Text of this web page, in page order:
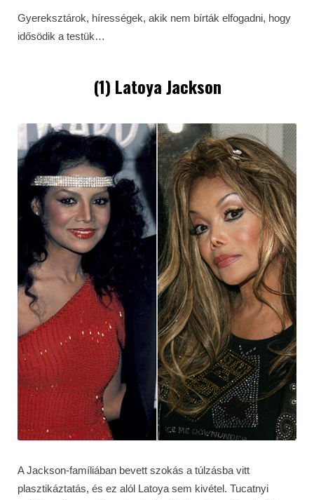
Gyereksztárok, hírességek, akik nem bírták elfogadni, hogy
idősödik a testük…
(1) Latoya Jackson
A Jackson-famíliában bevett szokás a túlzásba vitt
plasztikáztatás, és ez alól Latoya sem kivétel. Tucatnyi